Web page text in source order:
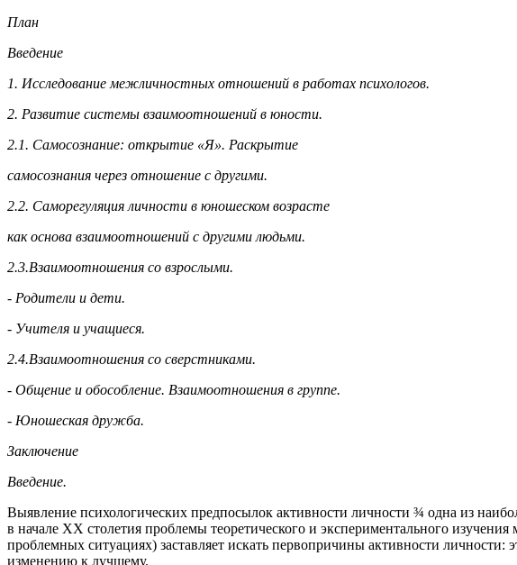
План
Введение
1. Исследование межличностных отношений в работах психологов.
2. Развитие системы взаимоотношений в юности.
2.1. Самосознание: открытие «Я». Раскрытие
самосознания через отношение с другими.
2.2. Саморегуляция личности в юношеском возрасте
как основа взаимоотношений с другими людьми.
2.3.Взаимоотношения со взрослыми.
- Родители и дети.
- Учителя и учащиеся.
2.4.Взаимоотношения со сверстниками.
- Общение и обособление. Взаимоотношения в группе.
- Юношеская дружба.
Заключение
Введение.
Выявление психологических предпосылок активности личности ¾ одна из
в начале ХХ столетия проблемы теоретического и экспериментального
проблемных ситуациях) заставляет искать первопричины активности личности:
изменению к лучшему.